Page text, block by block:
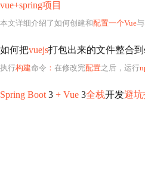
vue+spring项目
本文详细介绍了如何创建和配置一个Vue与
如何把vuejs打包出来的文件整合到
执行构建命令 ： 在修改完配置之后，运行
Spring Boot 3 + Vue 3全栈开发避坑